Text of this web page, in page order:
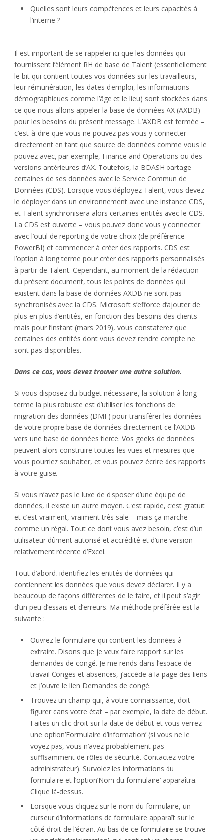
Quelles sont leurs compétences et leurs capacités à
l’interne ?
Il est important de se rappeler ici que les données qui
fournissent l’élément RH de base de Talent (essentiellement
le bit qui contient toutes vos données sur les travailleurs,
leur rémunération, les dates d’emploi, les informations
démographiques comme l’âge et le lieu) sont stockées dans
ce que nous allons appeler la base de données AX (AXDB)
pour les besoins du présent message. L’AXDB est fermée –
c’est-à-dire que vous ne pouvez pas vous y connecter
directement en tant que source de données comme vous le
pouvez avec, par exemple, Finance and Operations ou des
versions antérieures d’AX. Toutefois, la BDASH partage
certaines de ses données avec le Service Commun de
Données (CDS). Lorsque vous déployez Talent, vous devez
le déployer dans un environnement avec une instance CDS,
et Talent synchronisera alors certaines entités avec le CDS.
La CDS est ouverte – vous pouvez donc vous y connecter
avec l’outil de reporting de votre choix (de préférence
PowerBI) et commencer à créer des rapports. CDS est
l’option à long terme pour créer des rapports personnalisés
à partir de Talent. Cependant, au moment de la rédaction
du présent document, tous les points de données qui
existent dans la base de données AXDB ne sont pas
synchronisés avec la CDS. Microsoft s’efforce d’ajouter de
plus en plus d’entités, en fonction des besoins des clients –
mais pour l’instant (mars 2019), vous constaterez que
certaines des entités dont vous devez rendre compte ne
sont pas disponibles.
Dans ce cas, vous devez trouver une autre solution.
Si vous disposez du budget nécessaire, la solution à long
terme la plus robuste est d’utiliser les fonctions de
migration des données (DMF) pour transférer les données
de votre propre base de données directement de l’AXDB
vers une base de données tierce. Vos geeks de données
peuvent alors construire toutes les vues et mesures que
vous pourriez souhaiter, et vous pouvez écrire des rapports
à votre guise.
Si vous n’avez pas le luxe de disposer d’une équipe de
données, il existe un autre moyen. C’est rapide, c’est gratuit
et c’est vraiment, vraiment très sale – mais ça marche
comme un régal. Tout ce dont vous avez besoin, c’est d’un
utilisateur dûment autorisé et accrédité et d’une version
relativement récente d’Excel.
Tout d’abord, identifiez les entités de données qui
contiennent les données que vous devez déclarer. Il y a
beaucoup de façons différentes de le faire, et il peut s’agir
d’un peu d’essais et d’erreurs. Ma méthode préférée est la
suivante :
Ouvrez le formulaire qui contient les données à
extraire. Disons que je veux faire rapport sur les
demandes de congé. Je me rends dans l’espace de
travail Congés et absences, j’accède à la page des liens
et j’ouvre le lien Demandes de congé.
Trouvez un champ qui, à votre connaissance, doit
figurer dans votre état – par exemple, la date de début.
Faites un clic droit sur la date de début et vous verrez
une option’Formulaire d’information’ (si vous ne le
voyez pas, vous n’avez probablement pas
suffisamment de rôles de sécurité. Contactez votre
administrateur). Survolez les informations du
formulaire et l’option’Nom du formulaire’ apparaîtra.
Clique là-dessus.
Lorsque vous cliquez sur le nom du formulaire, un
curseur d’informations de formulaire apparaît sur le
côté droit de l’écran. Au bas de ce formulaire se trouve